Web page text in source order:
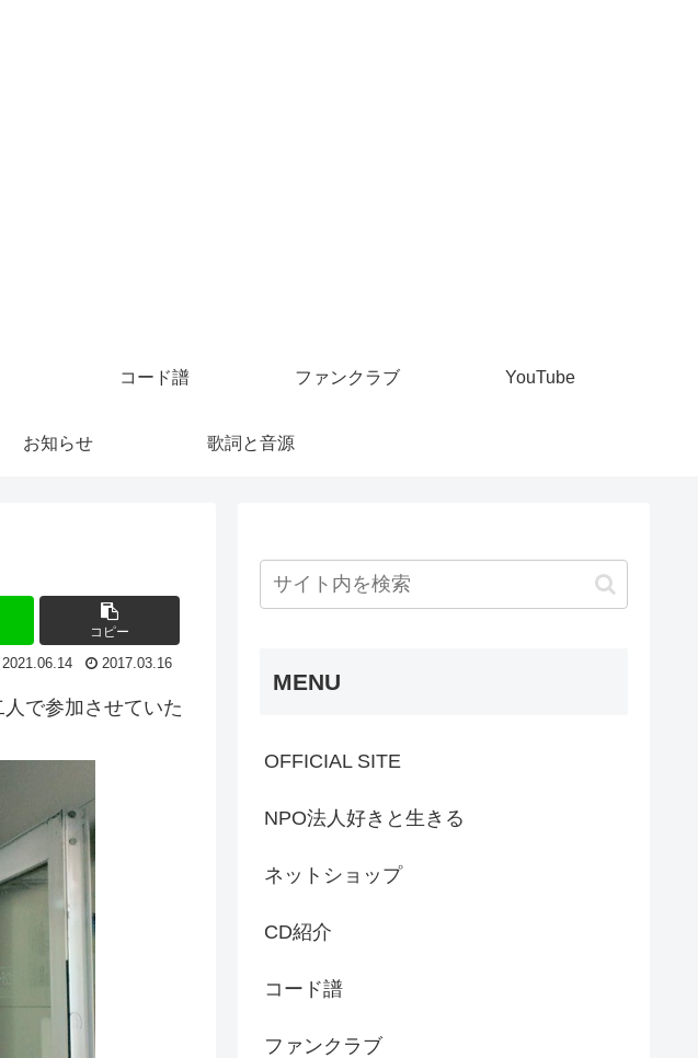
コード譜 ファンクラブ YouTube
お知らせ 歌詞と音源
コピー
2021.06.14 2017.03.16
で参加させていた
MENU
OFFICIAL SITE
NPO法人好きと生きる
ネットショップ
CD紹介
コード譜
ファンクラブ